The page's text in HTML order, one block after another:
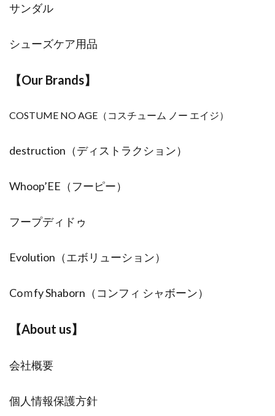
サンダル
シューズケア用品
【Our Brands】
COSTUME NO AGE （コスチューム ノー エイジ）
destruction（ディストラクション）
Whoop’EE（フーピー）
フープディドゥ
Evolution（エボリューション）
Coｍfy Shaborn（コンフィ シャボーン）
【About us】
会社概要
個人情報保護方針